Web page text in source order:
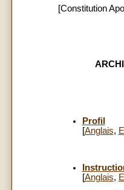
[Constitution
Profil
[Anglais,
[Anglais,